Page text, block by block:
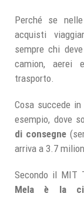
Perché se
acquisti
sempre chi
camion, aerei
trasporto.
Cosa succede
esempio, dove
di consegne
arriva a 3.7
Secondo il MIT
Mela è la